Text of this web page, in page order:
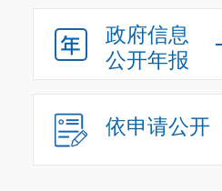
政府信息
公开年报
依申请公开